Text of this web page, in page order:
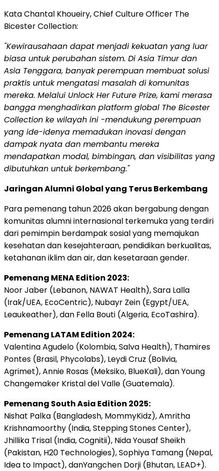
Kata Chantal Khoueiry, Chief Culture Officer The
Bicester Collection:
"Kewirausahaan dapat menjadi kekuatan yang luar
biasa untuk perubahan sistem. Di Asia Timur dan
Asia Tenggara, banyak perempuan membuat solusi
praktis untuk mengatasi masalah di komunitas
mereka. Melalui Unlock Her Future Prize, kami merasa
bangga menghadirkan platform global The Bicester
Collection ke wilayah ini -mendukung perempuan
yang ide-idenya memadukan inovasi dengan
dampak nyata dan membantu mereka
mendapatkan modal, bimbingan, dan visibilitas yang
dibutuhkan untuk berkembang."
Jaringan Alumni Global yang Terus Berkembang
Para pemenang tahun 2026 akan bergabung dengan
komunitas alumni internasional terkemuka yang terdiri
dari pemimpin berdampak sosial yang memajukan
kesehatan dan kesejahteraan, pendidikan berkualitas,
ketahanan iklim dan air, dan kesetaraan gender.
Pemenang MENA Edition 2023:
Noor Jaber (Lebanon, NAWAT Health), Sara Lalla
(Irak/UEA, EcoCentric), Nubayr Zein (Egypt/UEA,
Leaukeather), dan Fella Bouti (Algeria, EcoTashira).
Pemenang LATAM Edition 2024:
Valentina Agudelo (Kolombia, Salva Health), Thamires
Pontes (Brasil, Phycolabs), Leydi Cruz (Bolivia,
Agrimet), Annie Rosas (Meksiko, BlueKali), dan Young
Changemaker Kristal del Valle (Guatemala).
Pemenang South Asia Edition 2025:
Nishat Palka (Bangladesh, MommyKidz), Amritha
Krishnamoorthy (India, Stepping Stones Center),
Jhillika Trisal (India, Cognitii), Nida Yousaf Sheikh
(Pakistan, H20 Technologies), Sophiya Tamang (Nepal,
Idea to Impact), danYangchen Dorji (Bhutan, LEAD+).